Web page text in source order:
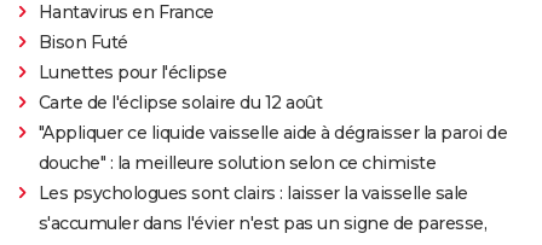
Hantavirus en France
Bison Futé
Lunettes pour l'éclipse
Carte de l'éclipse solaire du 12 août
"Appliquer ce liquide vaisselle aide à dégraisser la paroi de
douche" : la meilleure solution selon ce chimiste
Les psychologues sont clairs : laisser la vaisselle sale
s'accumuler dans l'évier n'est pas un signe de paresse,